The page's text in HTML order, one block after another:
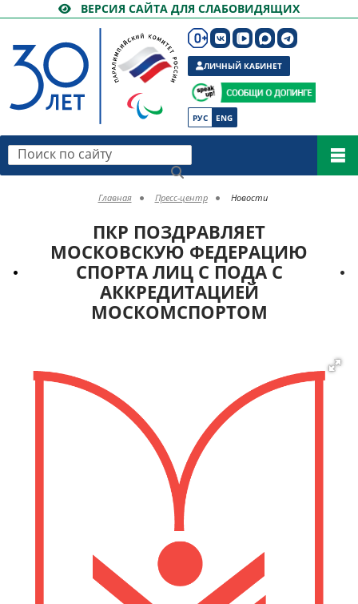
ВЕРСИЯ САЙТА ДЛЯ СЛАБОВИДЯЩИХ
РУС ENG
ЛИЧНЫЙ КАБИНЕТ
Поиск по сайту
Главная Пресс-центр Новости
ПКР ПОЗДРАВЛЯЕТ
МОСКОВСКУЮ ФЕДЕРАЦИЮ
СПОРТА ЛИЦ С ПОДА С
АККРЕДИТАЦИЕЙ
МОСКОМСПОРТОМ